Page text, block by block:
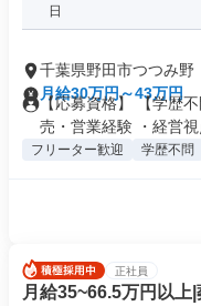
日
千葉県野田市つつみ野
月給30万円～43万円
【応募資格】 【学歴
売・営業経験 ・経営視
フリーター歓迎 学歴不問
正社員
月給35~66.5万円以